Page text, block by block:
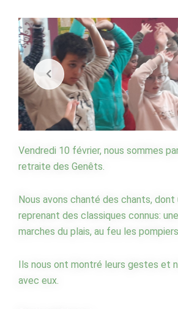
Vendredi 10 février, nous sommes
retraite des Genêts.
Nous avons chanté des chants, dont
reprenant des classiques connus:
marches du plais, au feu les
Ils nous ont montré leurs gestes et
avec eux.
l’Ephad